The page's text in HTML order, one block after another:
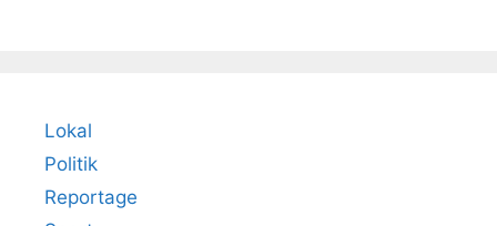
Lokal
Politik
Reportage